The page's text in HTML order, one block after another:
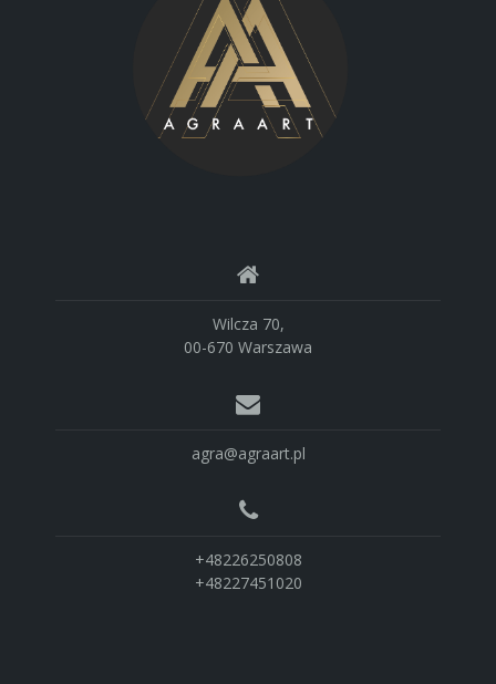
Wilcza 70,
00-670 Warszawa
agra@agraart.pl
+48226250808
+48227451020